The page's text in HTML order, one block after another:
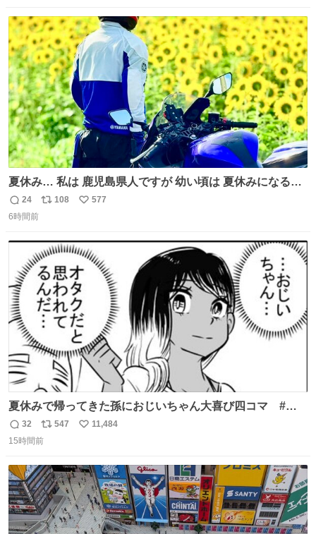
ト
数
数
夏休み… 私は 鹿児島県人ですが 幼い頃は 夏休みになると
母の郷… 山梨へ遊びに行くのが楽しみでした 母の実家へ 1
ヶ月近く泊まって … … 今の私は 医療従事者 お盆休み？ﾅﾆ
景 淡い記憶 そんな思い出の風景… ありますか？
返
信
24
リ
ト
数
108
い
数
577
6時間前
夏休みで帰ってきた孫におじいちゃん大喜び四コマ #四
コマ漫画 #Web漫画 #漫画が読めるハッシュタグ
返
信
32
リ
ポ
ト
数
547
い
数
11,484
15時間前